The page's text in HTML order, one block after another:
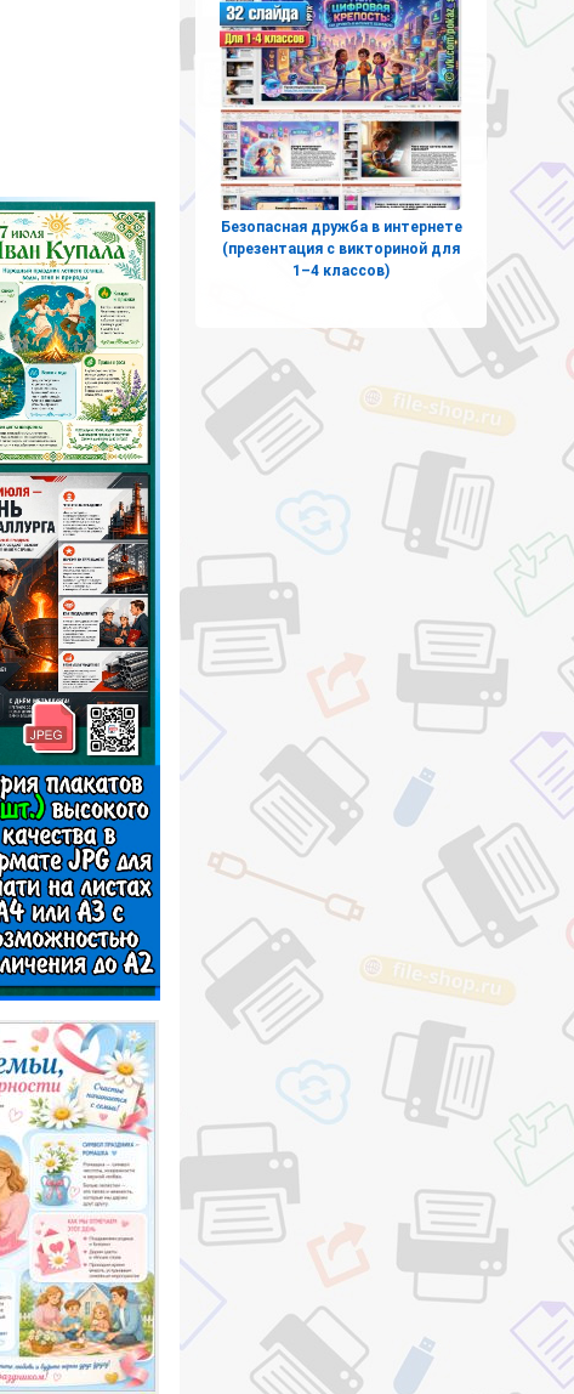
Безопасная дружба в интернете
(презентация с викториной для
1–4 классов)